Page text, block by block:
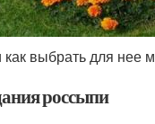
выбрать для нее
россыпи